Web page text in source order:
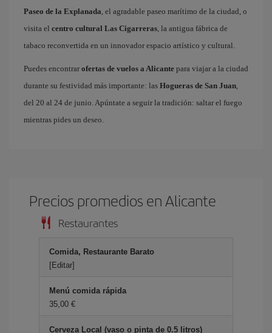
Paseo de la Explanada, el agradable paseo marítimo de la ciudad, o
visita el centro cultural Las Cigarreras, la antigua fábrica de
tabaco reconvertida en un innovador espacio artístico y cultural.
Puedes encontrar ofertas de vuelos a Alicante para viajar a la ciudad
durante su festividad más importante: las Hogueras de San Juan,
del 20 al 24 de junio. Apúntate a seguir la tradición: saltar el fuego
mientras pides un deseo.
Precios promedios en Alicante
Restaurantes
Comida, Restaurante Barato
[Editar]
Menú comida rápida
35,00 €
Cerveza Local (vaso o pinta de 0.5 litros)